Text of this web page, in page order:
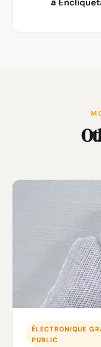
ÉLECTRONIQUE
PUBLIC